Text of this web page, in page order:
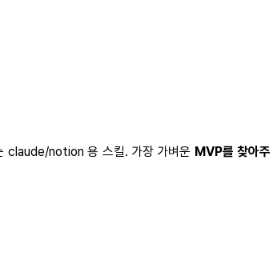
claude/notion 용 스킬. 가장 가벼운 MVP를 찾아주